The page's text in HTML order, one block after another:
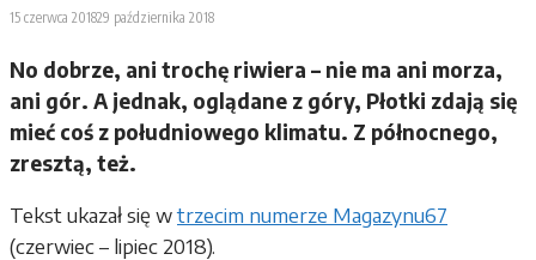
15 czerwca 201829 października 2018
No dobrze, ani trochę riwiera – nie ma ani morza,
ani gór. A jednak, oglądane z góry, Płotki zdają się
mieć coś z południowego klimatu. Z północnego,
zresztą, też.
Tekst ukazał się wtrzecim numerze Magazynu67
(czerwiec – lipiec 2018).